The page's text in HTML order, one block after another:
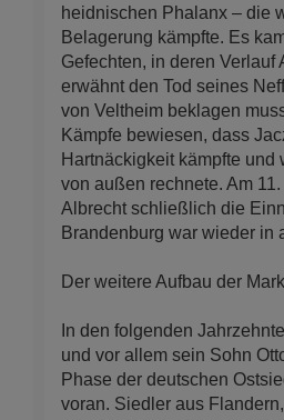
heidnischen Phalanx – die
Belagerung kämpfte. Es
Gefechten, in deren Verlauf
erwähnt den Tod seines
von Veltheim beklagen
Kämpfe bewiesen, dass
Hartnäckigkeit kämpfte und
von außen rechnete. Am
Albrecht schließlich die
Brandenburg war wieder in
Der weitere Aufbau der Mark
In den folgenden
und vor allem sein Sohn
Phase der deutschen
voran. Siedler aus